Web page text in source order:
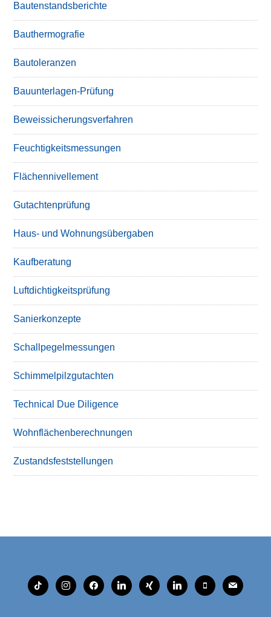
Bautenstandsberichte
Bauthermografie
Bautoleranzen
Bauunterlagen-Prüfung
Beweissicherungsverfahren
Feuchtigkeitsmessungen
Flächennivellement
Gutachtenprüfung
Haus- und Wohnungsübergaben
Kaufberatung
Luftdichtigkeitsprüfung
Sanierkonzepte
Schallpegelmessungen
Schimmelpilzgutachten
Technical Due Diligence
Wohnflächenberechnungen
Zustandsfeststellungen
tiktok instagramfacebooklinkedinxing linkedinmobilemail